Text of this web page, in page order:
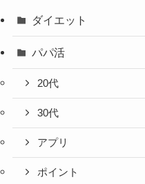
ダイエット
パパ活
20代
30代
アプリ
ポイント